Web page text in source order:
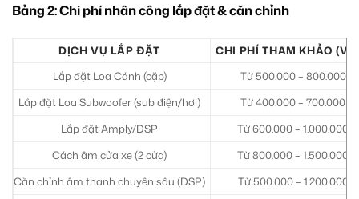
Bảng 2: Chi phí nhân công lắp đặt & căn chỉnh
DỊCH VỤ LẮP ĐẶT
CHI PHÍ THAM KHẢO
Lắp đặt Loa Cánh (cặp)
Từ 500.000 – 800.000
Lắp đặt Loa Subwoofer (sub điện/hơi)
Từ 400.000 – 700.000
Lắp đặt Amply/DSP
Từ 600.000 – 1.000.000
Cách âm cửa xe (2 cửa)
Từ 800.000 – 1.500.000
Căn chỉnh âm thanh chuyên sâu (DSP)
Từ 500.000 – 1.200.000